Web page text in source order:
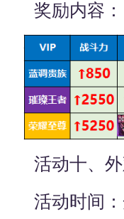
奖励内容：
活动十、外
活动时间：